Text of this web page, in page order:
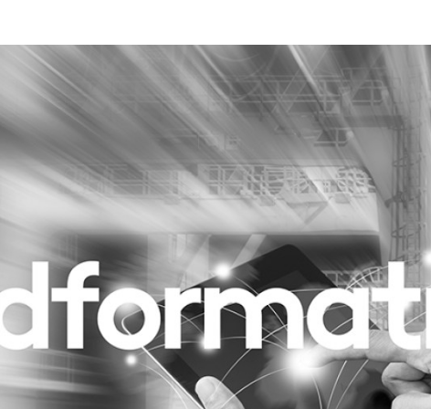
Reputatie & crisis